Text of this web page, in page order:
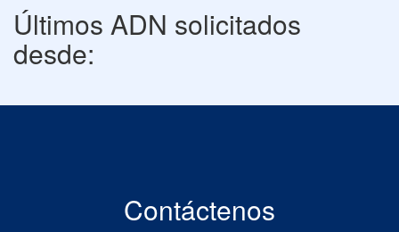
Últimos ADN solicitados
desde:
Contáctenos